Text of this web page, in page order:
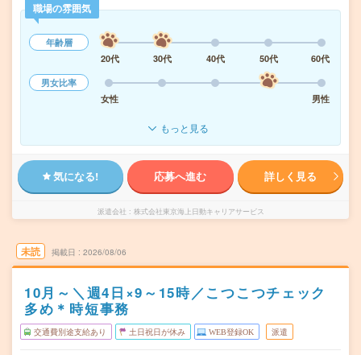
職場の雰囲気
年齢層
20代
30代 40代 50代
60代
男女比率
女性
男性
もっと見る
気になる! 応募へ進む 詳しく見る
派遣会社 株式会社東京海上日動キャリアサービス
未読 掲載日 2026/08/06
10月～＼週4日×9～15時／こつこつチェック
多め＊時短事務
交通費別途支給あり 土日祝日が休み WEB登録OK 派遣